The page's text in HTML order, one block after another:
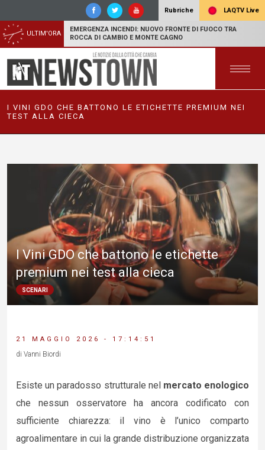
Rubriche LAQTV Live
ULTIM'ORA
EMERGENZA INCENDI: NUOVO FRONTE DI FUOCO TRA
ROCCA DI CAMBIO E MONTE CAGNO
I VINI GDO CHE BATTONO LE ETICHETTE PREMIUM NEI
TEST ALLA CIECA
I Vini GDO che battono le etichette
premium nei test alla cieca
SCENARI
21 MAGGIO 2026 - 17:14:51
di Vanni Biordi
Esiste un paradosso strutturale nel mercato enologico
che nessun osservatore ha ancora codificato con
sufficiente chiarezza: il vino è l’unico comparto
agroalimentare in cui la grande distribuzione organizzata